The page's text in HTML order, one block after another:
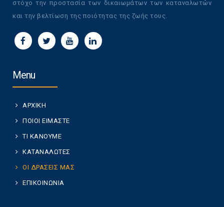
στόχο την προστασία των δικαιωμάτων των καταναλωτών
και την βελτίωση της ποιότητας της ζωής τους.
Menu
ΑΡΧΙΚΗ
ΠΟΙΟΙ ΕΙΜΑΣΤΕ
ΤΙ ΚΑΝΟΥΜΕ
ΚΑΤΑΝΑΛΩΤΕΣ
ΟΙ ΔΡΑΣΕΙΣ ΜΑΣ
ΕΠΙΚΟΙΝΩΝΙΑ